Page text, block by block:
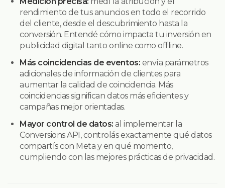
rendimiento de tus anuncios en todo el recorrido
del cliente, desde el descubrimiento hasta la
conversión. Entendé cómo impacta tu inversión en
publicidad digital tanto online como offline.
Más coincidencias de eventos: envía parámetros
adicionales de información de clientes para
aumentar la calidad de coincidencia. Más
coincidencias significan datos más eficientes y
campañas mejor orientadas.
Mayor control de datos: al implementar la
Conversions API, controlás exactamente qué datos
compartís con Meta y en qué momento,
cumpliendo con las mejores prácticas de privacidad.